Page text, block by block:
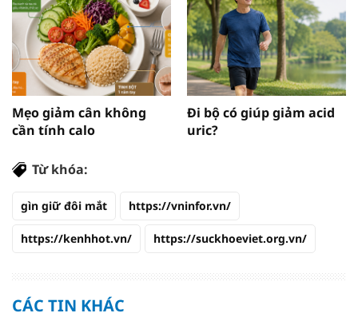
Mẹo giảm cân không
cần tính calo
Đi bộ có giúp giảm acid
uric?
Từ khóa:
gìn giữ đôi mắt https://vninfor.vn/
https://kenhhot.vn/ https://suckhoeviet.org.vn/
CÁC TIN KHÁC